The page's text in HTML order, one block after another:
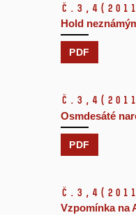
č.3,4
Hold
PDF
č.3,4
Osmdesáté
PDF
č.3,4
Vzpomínka na